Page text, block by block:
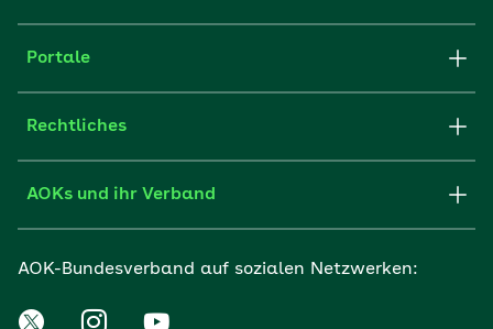
Portale
Rechtliches
AOKs und ihr Verband
AOK-Bundesverband auf sozialen Netzwerken: